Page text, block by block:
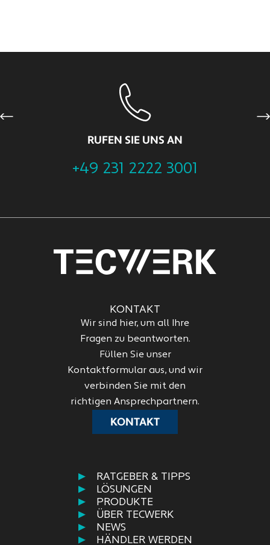
RUFEN SIE UNS AN
+49 231 2222 3001
Previous
RATGEBER & TIPPS
LÖSUNGEN
PRODUKTE
ÜBER TECWERK
NEWS
HÄNDLER WERDEN
KONTAKT
Wir sind hier, um all Ihre
Fragen zu beantworten.
Füllen Sie unser
Kontaktformular aus, und wir
verbinden Sie mit den
richtigen Ansprechpartnern.
KONTAKT